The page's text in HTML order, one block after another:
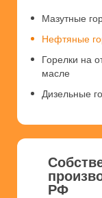
Мазутные
Нефтяные
Горелки на
масле
Дизельные
РФ